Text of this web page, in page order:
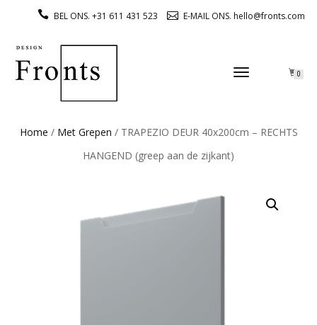
BEL ONS. +31 611 431 523 E-MAIL ONS. hello@fronts.com
TOGGLE
0
Home / Met Grepen / TRAPEZIO DEUR 40x200cm – RECHTS
HANGEND (greep aan de zijkant)